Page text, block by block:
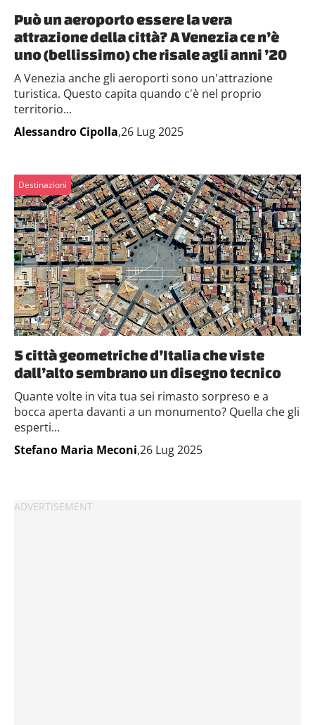
Può un aeroporto essere la vera
attrazione della città? A Venezia ce n’è
uno (bellissimo) che risale agli anni ’20
A Venezia anche gli aeroporti sono un'attrazione
turistica. Questo capita quando c'è nel proprio
territorio...
Alessandro Cipolla,26 Lug 2025
Destinazioni
5 città geometriche d’Italia che viste
dall’alto sembrano un disegno tecnico
Quante volte in vita tua sei rimasto sorpreso e a
bocca aperta davanti a un monumento? Quella che gli
esperti...
Stefano Maria Meconi,26 Lug 2025